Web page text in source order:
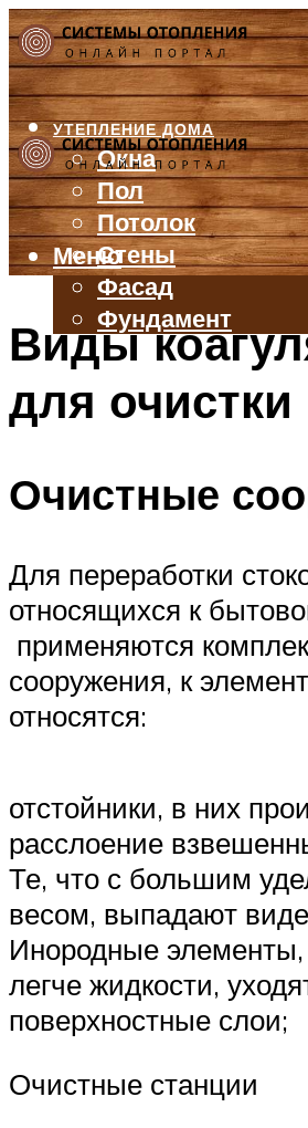
УТЕПЛЕНИЕ ДОМА
Окна
Пол
Потолок
Стены
Фасад
Фундамент
БАЛКОН И ЛОДЖИЯ
ВЕНТИЛЯЦИЯ
Меню
Виды
для
Очистные
Для переработки
относящихся к
применяются
сооружения, к
относятся:
отстойники, в них
расслоение
Те, что с большим
весом, выпадают
Инородные элементы,
легче жидкости,
поверхностные слои;
Очистные станции